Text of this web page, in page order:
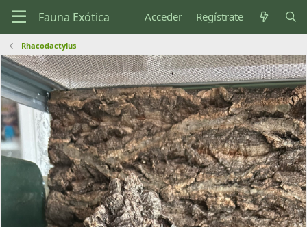
Acceder Regístrate
Rhacodactyl­us